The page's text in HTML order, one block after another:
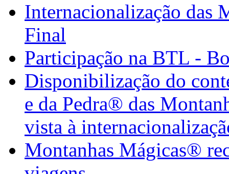
Internacionalização das
Final
Participação na BTL -
Disponibilização do
e da Pedra® das
vista à
Montanhas Mágicas®